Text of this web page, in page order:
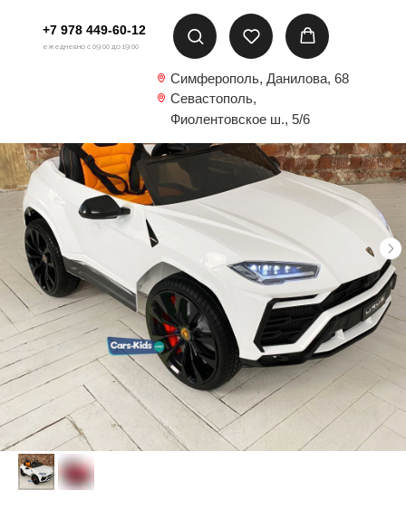
Севастополь,
Фиолентовское ш., 5/6
Симферополь, Данилова, 68
+7 978 449-60-12
ежедневно с 09:00 до 19:00